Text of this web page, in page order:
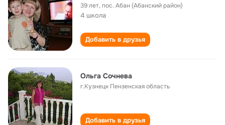
39 лет,пос. Абан (Абанский район)
4 школа
Добавить в друзья
Ольга Сочнева
г.Кузнецк Пензенская область
Добавить в друзья